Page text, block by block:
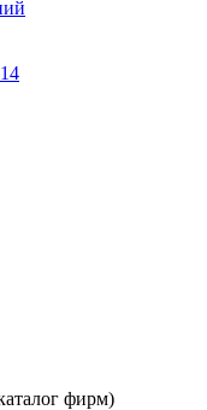
фирм)